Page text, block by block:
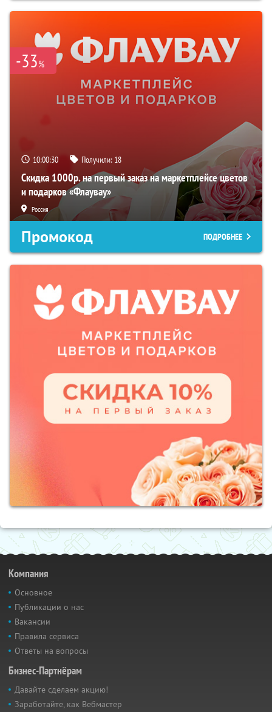
-33%
10:00:29 Получили: 18
Скидка 1000р. на первый заказ на маркетплейсе цветов
и подарков «Флаувау»
Россия
Промокод ПОДРОБНЕЕ
Компания
Основное
Публикации о нас
Вакансии
Правила сервиса
Ответы на вопросы
Бизнес-Партнёрам
Давайте сделаем акцию!
Заработайте, как Вебмастер